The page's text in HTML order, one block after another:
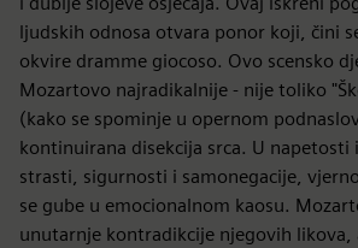
ljudskih odnosa otvara ponor koji, čini
okvire dramme giocoso. Ovo scensko
Mozartovo najradikalnije - nije toliko
(kako se spominje u opernom
kontinuirana disekcija srca. U napetosti
strasti, sigurnosti i samonegacije,
se gube u emocionalnom kaosu.
unutarnje kontradikcije njegovih likova,